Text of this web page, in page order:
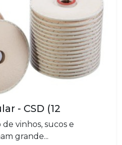
- CSD (12
vinhos, sucos e
grande...